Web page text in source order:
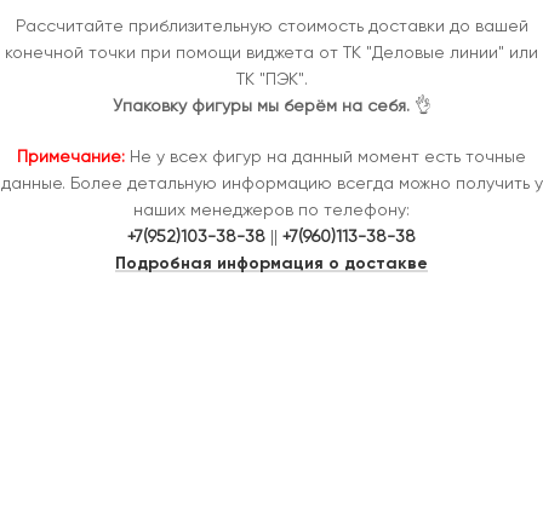
Рассчитайте приблизительную стоимость доставки до вашей
конечной точки при помощи виджета от ТК "Деловые линии" или
ТК "ПЭК".
Упаковку фигуры мы берём на себя.👌
Примечание: Не у всех фигур на данный момент есть точные
данные. Более детальную информацию всегда можно получить у
наших менеджеров по телефону:
+7(952)103-38-38 || +7(960)113-38-38
Подробная информация о достакве